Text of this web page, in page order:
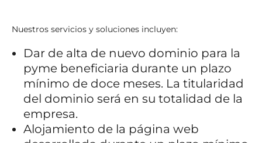
Nuestros servicios y soluciones incluyen:
Dar de alta de nuevo dominio para la
pyme beneficiaria durante un plazo
mínimo de doce meses. La titularidad
del dominio será en su totalidad de la
empresa.
Alojamiento de la página web